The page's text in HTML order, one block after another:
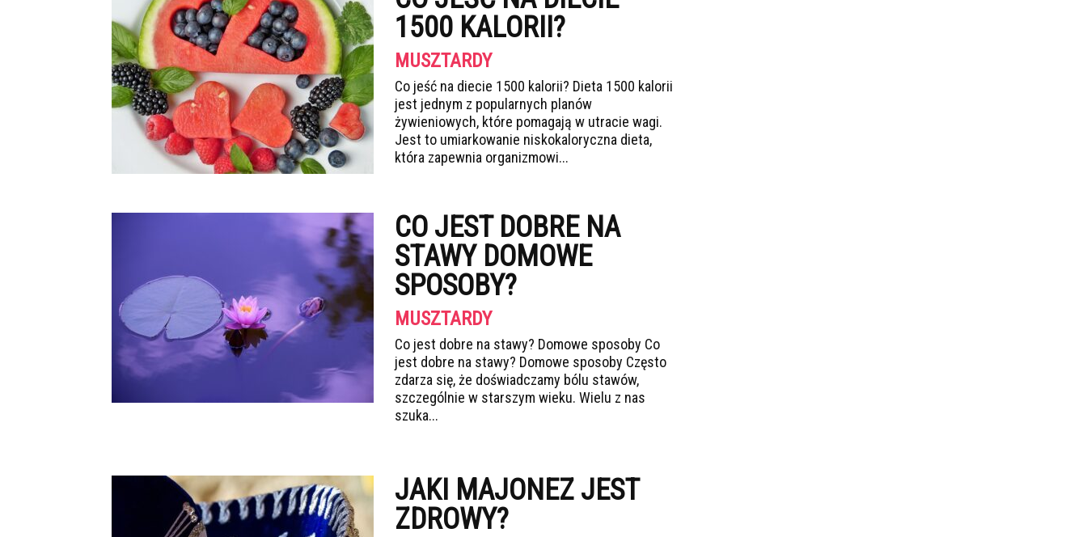
1500 KALORII?
MUSZTARDY
Co jeść na diecie 1500 kalorii? Dieta 1500 kalorii
jest jednym z popularnych planów
żywieniowych, które pomagają w utracie wagi.
Jest to umiarkowanie niskokaloryczna dieta,
która zapewnia organizmowi...
CO JEST DOBRE NA
STAWY DOMOWE
SPOSOBY?
MUSZTARDY
Co jest dobre na stawy? Domowe sposoby Co
jest dobre na stawy? Domowe sposoby Często
zdarza się, że doświadczamy bólu stawów,
szczególnie w starszym wieku. Wielu z nas
szuka...
JAKI MAJONEZ JEST
ZDROWY?